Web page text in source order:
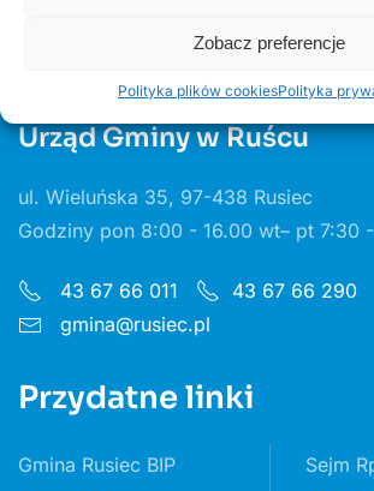
Zobacz preferencje
Polityka plików cookiesPolityka
Urząd Gminy w Ruścu
ul. Wieluńska 35, 97-438 Rusiec
Godziny pon 8:00 - 16.00 wt– pt 7:30
43 67 66 011
43 67 66 290
gmina@rusiec.pl
Przydatne linki
Gmina Rusiec BIP
Sejm